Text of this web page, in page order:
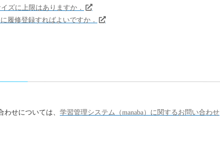
ズに上限はありますか．
履修登録すればよいですか．
わせについては、 学習管理システム（manaba）に関するお問い合わせ